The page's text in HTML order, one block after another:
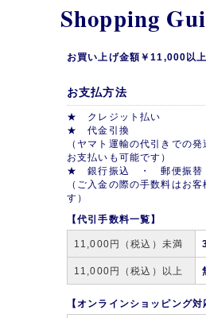
Shopping
お買い上げ金額￥11,000以
お支払方法
★ クレジット払い
★ 代金引換
（ヤマト運輸の代引きでの
お支払いも可能です）
★ 銀行振込 ・ 郵便振替
（ご入金の際の手数料はお
す）
【代引手数料一覧】
11,000円（税込）未満
11,000円（税込）以上
【オンラインショッピング